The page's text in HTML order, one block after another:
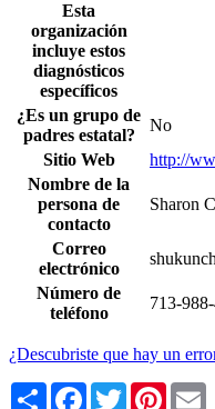
Esta
organización
incluye estos
diagnósticos
específicos
¿Es un grupo de
padres estatal?
No
Sitio Web
http://
Nombre de la
persona de
contacto
Sharon
Correo
electrónico
Número de
teléfono
713-
¿Descubriste que hay un
Share Facebook
Twitter